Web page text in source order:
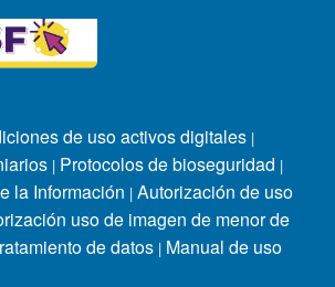
de uso activos digitales |
| Protocolos de bioseguridad |
la Información | Autorización de uso
uso de imagen de menor de
de datos | Manual de uso